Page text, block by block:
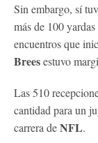
Sin embargo, sí
más de 100
encuentros que
Breesestuvo
Las 510
cantidad para un
carrera deNFL.